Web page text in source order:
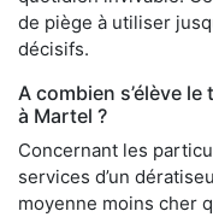
de piège à utiliser
décisifs.
A combien s’élève
à Martel ?
Concernant les
services d’un
moyenne moins cher